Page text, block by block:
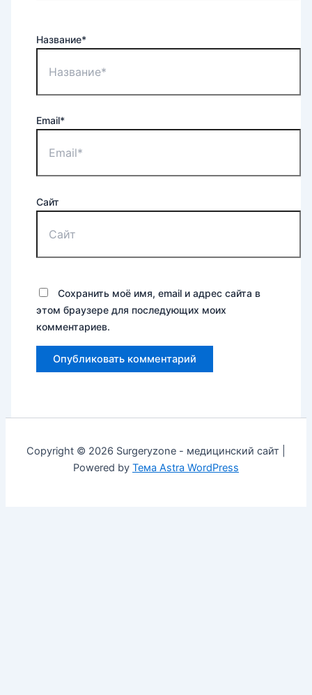
Название*
Email*
Сайт
Сохранить моё имя, email и адрес сайта в
этом браузере для последующих моих
комментариев.
Copyright © 2026 Surgeryzone - медицинский сайт |
Powered by Тема Astra WordPress